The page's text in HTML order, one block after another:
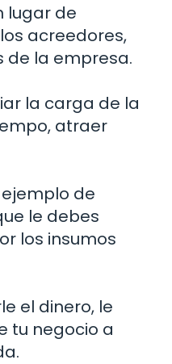
lugar de
acreedores,
de la empresa.
la carga de la
atraer
de
le debes
los insumos
el dinero, le
tu negocio a